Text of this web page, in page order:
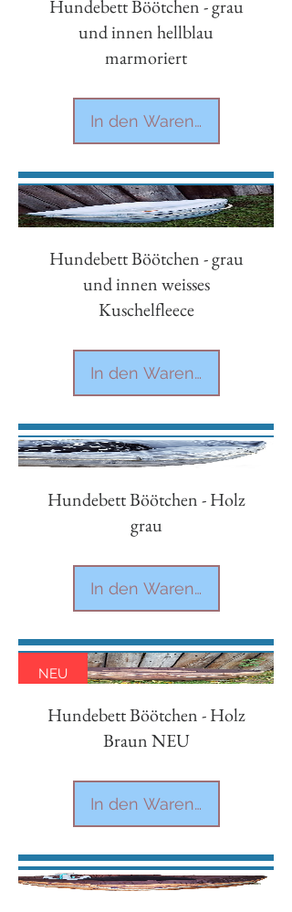
Hundebett Böötchen - grau
und innen hellblau
marmoriert
In den Warenkorb
Hundebett Böötchen - grau
und innen weisses
Kuschelfleece
In den Warenkorb
Hundebett Böötchen - Holz
grau
In den Warenkorb
NEU
Hundebett Böötchen - Holz
Braun NEU
In den Warenkorb